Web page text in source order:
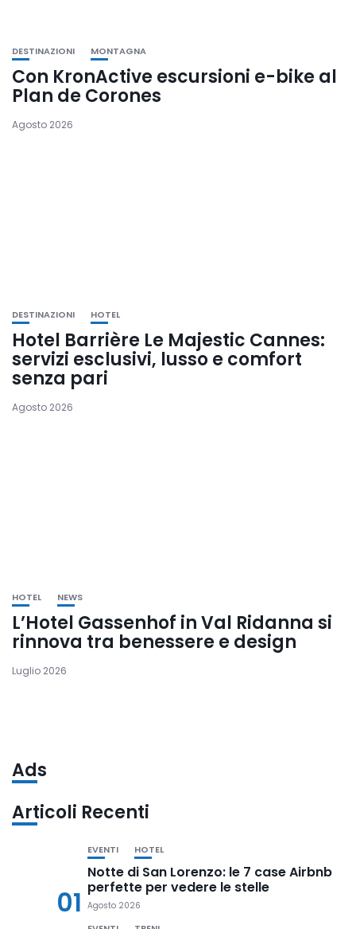
DESTINAZIONI MONTAGNA
Con KronActive escursioni e-bike al
Plan de Corones
Agosto 2026
DESTINAZIONI HOTEL
Hotel Barrière Le Majestic Cannes:
servizi esclusivi, lusso e comfort
senza pari
Agosto 2026
HOTEL NEWS
L’Hotel Gassenhof in Val Ridanna si
rinnova tra benessere e design
Luglio 2026
Ads
Articoli Recenti
01
EVENTI HOTEL
Notte di San Lorenzo: le 7 case Airbnb
perfette per vedere le stelle
Agosto 2026